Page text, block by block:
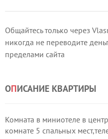
Общайтесь только через
никогда не переводите
пределами сайта
ОПИСАНИЕ КВАРТИРЫ
Комната в миниотеле в
комнате 5 спальных